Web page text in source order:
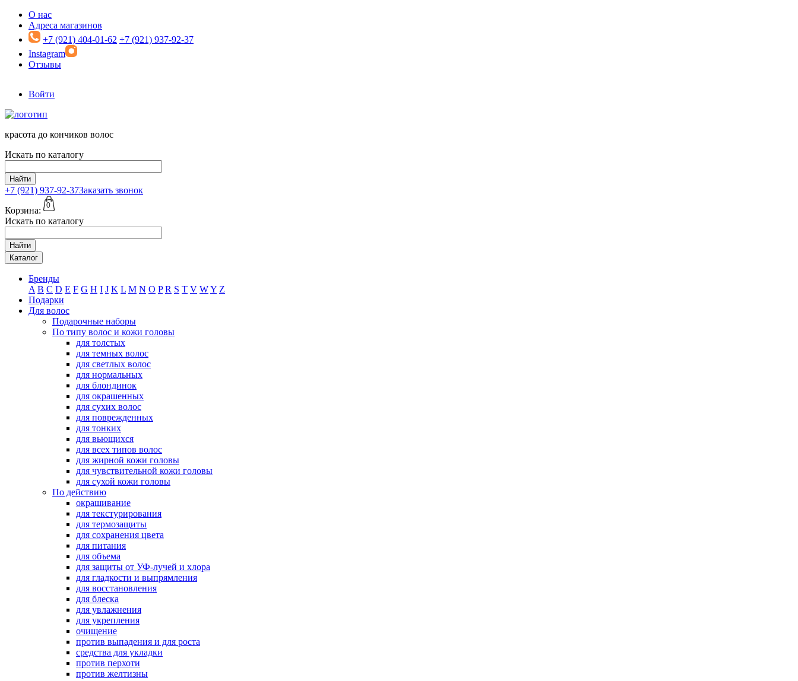
Перейти к основному содержанию
О нас
Адреса магазинов
+7 (921) 404-01-62 +7 (921) 937-92-37
Instagram
Отзывы
Войти
красота до кончиков волос
Искать по каталогу
Найти
+7 (921) 937-92-37Заказать звонок
Корзина:
0
Искать по каталогу
Найти
Каталог
Бренды
A B C D E F G H I J K L M N O P R S T V WY Z
Подарки
Для волос
Подарочные наборы
По типу волос и кожи головы
для толстых
для темных волос
для светлых волос
для нормальных
для блондинок
для окрашенных
для сухих волос
для поврежденных
для тонких
для вьющихся
для всех типов волос
для жирной кожи головы
для чувствительной кожи головы
для сухой кожи головы
По действию
окрашивание
для текстурирования
для термозащиты
для сохранения цвета
для питания
для объема
для защиты от УФ-лучей и хлора
для гладкости и выпрямления
для восстановления
для блеска
для увлажнения
для укрепления
очищение
против выпадения и для роста
средства для укладки
против перхоти
против желтизны